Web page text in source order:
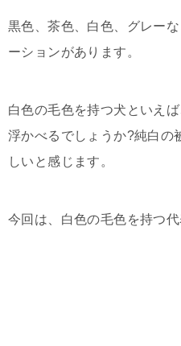
黒色、茶色、白色、グレー
ーションがあります。
白色の毛色を持つ犬といえ
浮かべるでしょうか?純白の
しいと感じます。
今回は、白色の毛色を持つ